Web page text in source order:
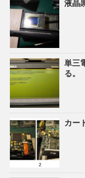
液晶
単三
る。
カー